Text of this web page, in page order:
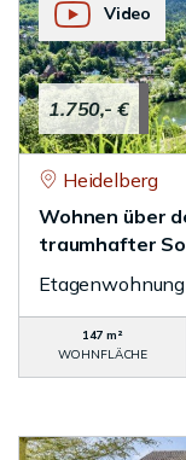
1.750,- €
Video
Heidelberg
Wohnen über
traumhafter
Etagenwohnung
147 m²
WOHNFLÄCHE